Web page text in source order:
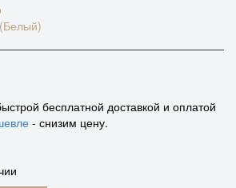
бесплатной доставкой и оплатой
- снизим цену.